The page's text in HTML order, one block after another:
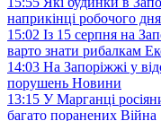
наприкінці робочого дня
15:02 Із 15 серпня на
варто знати рибалкам
14:03 На Запоріжжі у
порушень Новини
13:15 У Марганці
багато поранених Війна